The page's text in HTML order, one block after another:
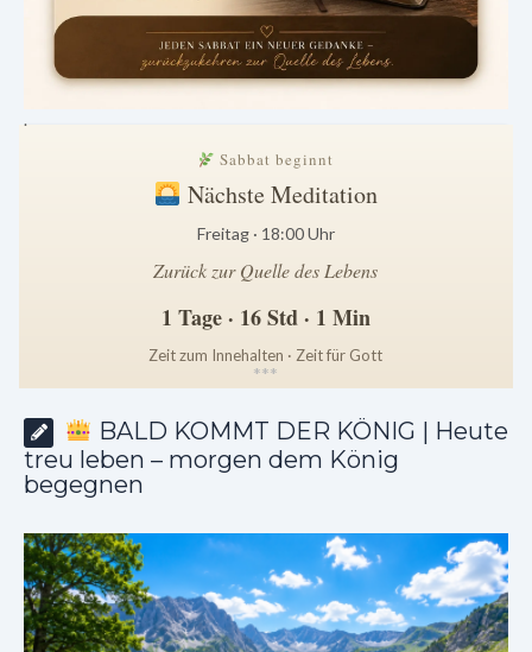
.
Sabbat beginnt
Nächste Meditation
Freitag · 18:00 Uhr
Zurück zur Quelle des Lebens
1 Tage · 16 Std · 1 Min
Zeit zum Innehalten · Zeit für Gott
***
BALD KOMMT DER KÖNIG | Heute
treu leben – morgen dem König
begegnen